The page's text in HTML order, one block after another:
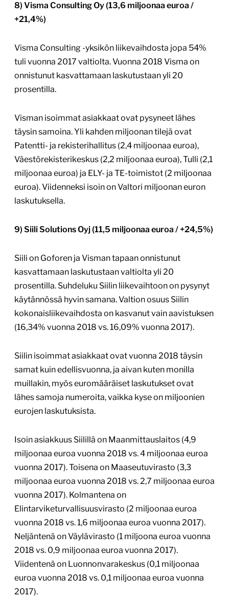
8) Visma Consulting Oy (13,6 miljoonaa euroa /
+21,4%)
Visma Consulting -yksikön liikevaihdosta jopa 54%
tuli vuonna 2017 valtiolta. Vuonna 2018 Visma on
onnistunut kasvattamaan laskutustaan yli 20
prosentilla.
Visman isoimmat asiakkaat ovat pysyneet lähes
täysin samoina. Yli kahden miljoonan tilejä ovat
Patentti- ja rekisterihallitus (2,4 miljoonaa euroa),
Väestörekisterikeskus (2,2 miljoonaa euroa), Tulli (2,1
miljoonaa euroa) ja ELY- ja TE-toimistot (2 miljoonaa
euroa). Viidenneksi isoin on Valtori miljoonan euron
laskutuksella.
9) Siili Solutions Oyj (11,5 miljoonaa euroa / +24,5%)
Siili on Goforen ja Visman tapaan onnistunut
kasvattamaan laskutustaan valtiolta yli 20
prosentilla. Suhdeluku Siilin liikevaihtoon on pysynyt
käytännössä hyvin samana. Valtion osuus Siilin
kokonaisliikevaihdosta on kasvanut vain aavistuksen
(16,34% vuonna 2018 vs. 16,09% vuonna 2017).
Siilin isoimmat asiakkaat ovat vuonna 2018 täysin
samat kuin edellisvuonna, ja aivan kuten monilla
muillakin, myös euromääräiset laskutukset ovat
lähes samoja numeroita, vaikka kyse on miljoonien
eurojen laskutuksista.
Isoin asiakkuus Siilillä on Maanmittauslaitos (4,9
miljoonaa euroa vuonna 2018 vs. 4 miljoonaa euroa
vuonna 2017). Toisena on Maaseutuvirasto (3,3
miljoonaa euroa vuonna 2018 vs. 2,7 miljoonaa euroa
vuonna 2017). Kolmantena on
Elintarviketurvallisuusvirasto (2 miljoonaa euroa
vuonna 2018 vs. 1,6 miljoonaa euroa vuonna 2017).
Neljäntenä on Väylävirasto (1 miljoona euroa vuonna
2018 vs. 0,9 miljoonaa euroa vuonna 2017).
Viidentenä on Luonnonvarakeskus (0,1 miljoonaa
euroa vuonna 2018 vs. 0,1 miljoonaa euroa vuonna
2017).